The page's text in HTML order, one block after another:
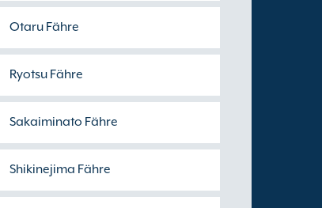
Otaru Fähre
Ryotsu Fähre
Sakaiminato Fähre
Shikinejima Fähre